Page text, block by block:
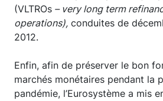
(VLTROs – very long term
operations), conduites de
2012.
Enfin, afin de préserver le bon
marchés monétaires pendant la
pandémie, l’Eurosystème a mis